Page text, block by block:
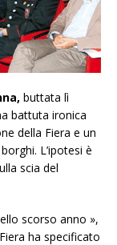
buttata lì
battuta ironica
della Fiera e un
L’ipotesi è
scia del
scorso anno »,
ha specificato